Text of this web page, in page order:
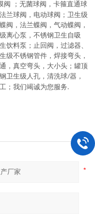
阀 ；无菌球阀 ，卡箍直通球
兰球阀，电动球阀 ；卫生级
阀，法兰蝶阀，气动蝶阀，
离心泵，不锈钢卫生自吸
饮料泵 ； 止回阀，过滤器、
级不锈钢管件 ，焊接弯头，
，真空弯头，大小头 ；罐顶
卫生级人孔，清洗球/器，
；我们竭诚为您服务.